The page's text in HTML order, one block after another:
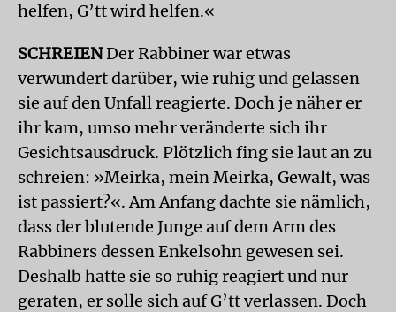
helfen, G’tt wird helfen.«
SCHREIENDer Rabbiner war etwas
verwundert darüber, wie ruhig und gelassen
sie auf den Unfall reagierte. Doch je näher er
ihr kam, umso mehr veränderte sich ihr
Gesichtsausdruck. Plötzlich fing sie laut an zu
schreien: »Meirka, mein Meirka, Gewalt, was
ist passiert?«. Am Anfang dachte sie nämlich,
dass der blutende Junge auf dem Arm des
Rabbiners dessen Enkelsohn gewesen sei.
Deshalb hatte sie so ruhig reagiert und nur
geraten, er solle sich auf G’tt verlassen. Doch